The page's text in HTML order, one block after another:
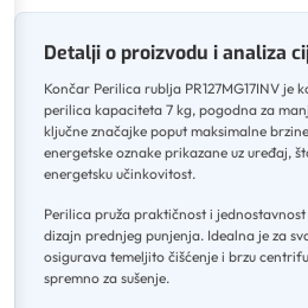
Detalji o proizvodu i analiza
Končar Perilica rublja PR127MG17INV je
perilica kapaciteta 7 kg, pogodna za
ključne značajke poput maksimalne
energetske oznake prikazane uz uređaj,
energetsku učinkovitost.
Perilica pruža praktičnost i
dizajn prednjeg punjenja. Idealna je za
osigurava temeljito čišćenje i brzu
spremno za sušenje.